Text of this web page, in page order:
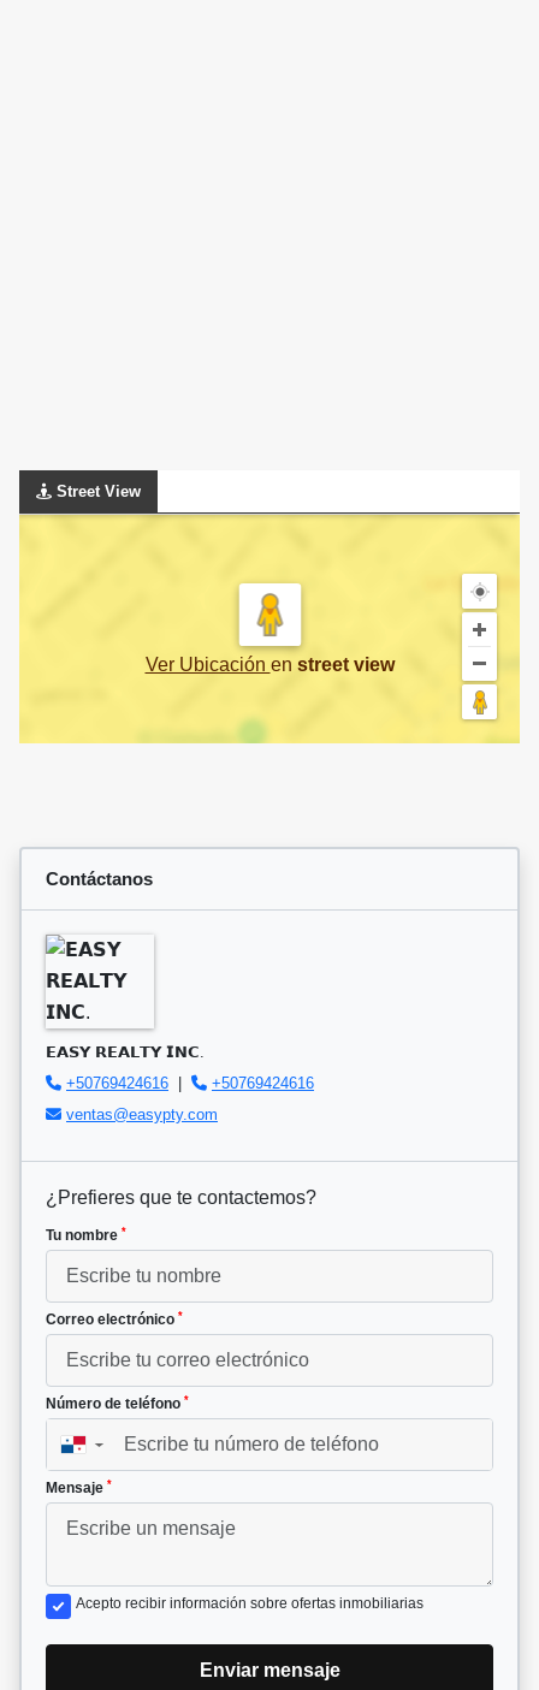
Street View
Ver Ubicación en street view
Contáctanos
𝗘𝗔𝗦𝗬 𝗥𝗘𝗔𝗟𝗧𝗬 𝗜𝗡𝗖.
+50769424616
+50769424616
ventas@easypty.com
¿Prefieres que te contactemos?
Tu nombre *
Correo electrónico *
Número de teléfono *
▼
Mensaje *
Acepto recibir información sobre ofertas inmobiliarias
Enviar mensaje